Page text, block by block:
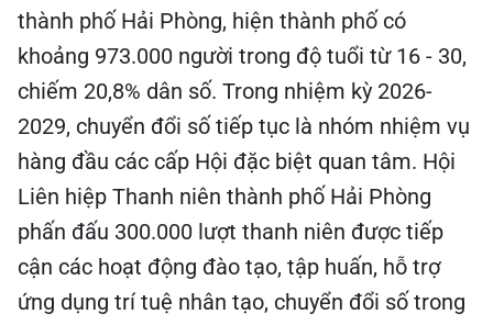
thành phố Hải Phòng, hiện thành phố có
khoảng 973.000 người trong độ tuổi từ 16 - 30,
chiếm 20,8% dân số. Trong nhiệm kỳ 2026-
2029, chuyển đổi số tiếp tục là nhóm nhiệm vụ
hàng đầu các cấp Hội đặc biệt quan tâm. Hội
Liên hiệp Thanh niên thành phố Hải Phòng
phấn đấu 300.000 lượt thanh niên được tiếp
cận các hoạt động đào tạo, tập huấn, hỗ trợ
ứng dụng trí tuệ nhân tạo, chuyển đổi số trong